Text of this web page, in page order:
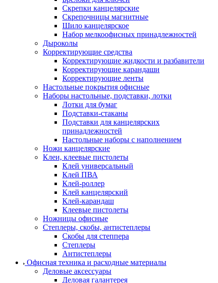
Скрепки канцелярские
Скрепочницы магнитные
Шило канцелярское
Набор мелкоофисных принадлежностей
Дыроколы
Корректирующие средства
Корректирующие жидкости и разбавители
Корректирующие карандаши
Корректирующие ленты
Настольные покрытия офисные
Наборы настольные, подставки, лотки
Лотки для бумаг
Подставки-стаканы
Подставки для канцелярских
принадлежностей
Настольные наборы с наполнением
Ножи канцелярские
Клеи, клеевые пистолеты
Клей универсальный
Клей ПВА
Клей-роллер
Клей канцелярский
Клей-карандаш
Клеевые пистолеты
Ножницы офисные
Степлеры, скобы, антистеплеры
Скобы для степпера
Степлеры
Антистеплеры
Офисная техника и расходные материалы
Деловые аксессуары
Деловая галантерея